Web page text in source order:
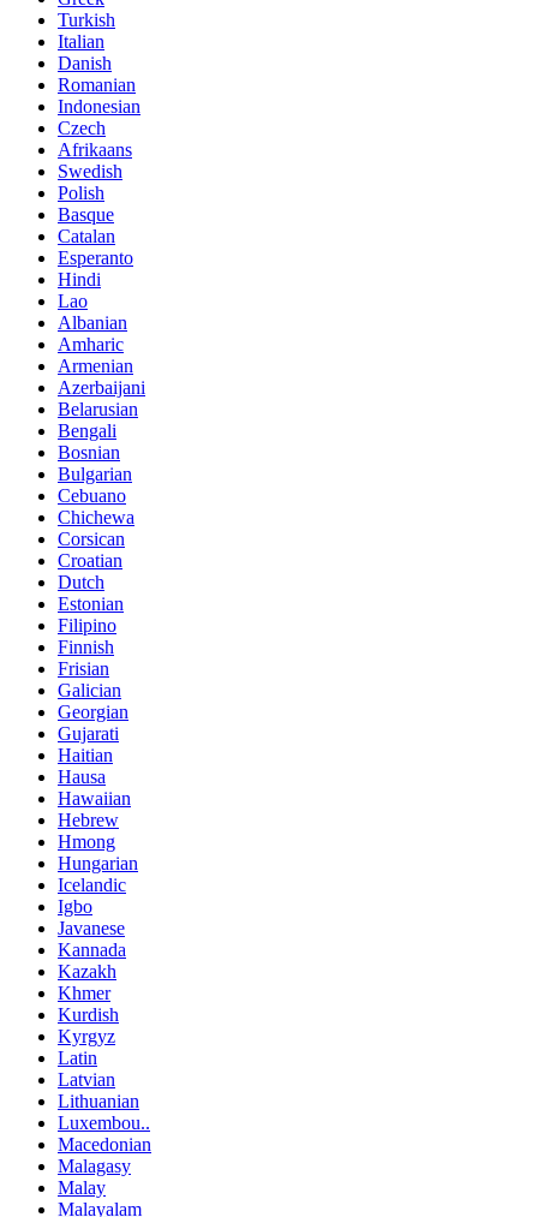
Turkish
Italian
Danish
Romanian
Indonesian
Czech
Afrikaans
Swedish
Polish
Basque
Catalan
Esperanto
Hindi
Lao
Albanian
Amharic
Armenian
Azerbaijani
Belarusian
Bengali
Bosnian
Bulgarian
Cebuano
Chichewa
Corsican
Croatian
Dutch
Estonian
Filipino
Finnish
Frisian
Galician
Georgian
Gujarati
Haitian
Hausa
Hawaiian
Hebrew
Hmong
Hungarian
Icelandic
Igbo
Javanese
Kannada
Kazakh
Khmer
Kurdish
Kyrgyz
Latin
Latvian
Lithuanian
Luxembou..
Macedonian
Malagasy
Malay
Malayalam